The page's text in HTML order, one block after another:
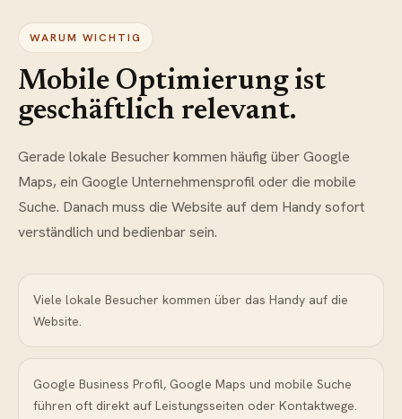
WARUM WICHTIG
Mobile Optimierung ist
geschäftlich relevant.
Gerade lokale Besucher kommen häufig über Google
Maps, ein Google Unternehmensprofil oder die mobile
Suche. Danach muss die Website auf dem Handy sofort
verständlich und bedienbar sein.
Viele lokale Besucher kommen über das Handy auf die
Website.
Google Business Profil, Google Maps und mobile Suche
führen oft direkt auf Leistungsseiten oder Kontaktwege.